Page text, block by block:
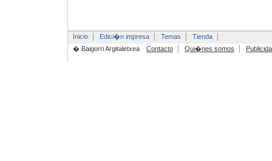
Inicio Edici�n impresa Temas
Tienda
� Baigorri Argitaletxea
Contacto Qui�nes somos